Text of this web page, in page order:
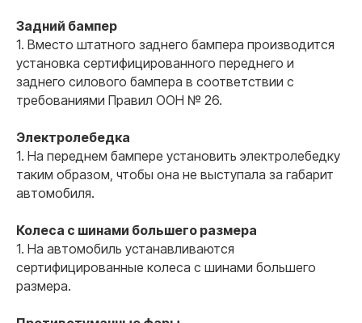
Задний бампер
1. Вместо штатного заднего бампера производится
установка сертифицированного переднего и
заднего силового бампера в соответствии с
требованиями Правил ООН № 26.
Электролебедка
1. На переднем бампере установить электролебедку
таким образом, чтобы она не выступала за габарит
автомобиля.
Колеса с шинами большего размера
1. На автомобиль устанавливаются
сертифицированные колеса с шинами большего
размера.